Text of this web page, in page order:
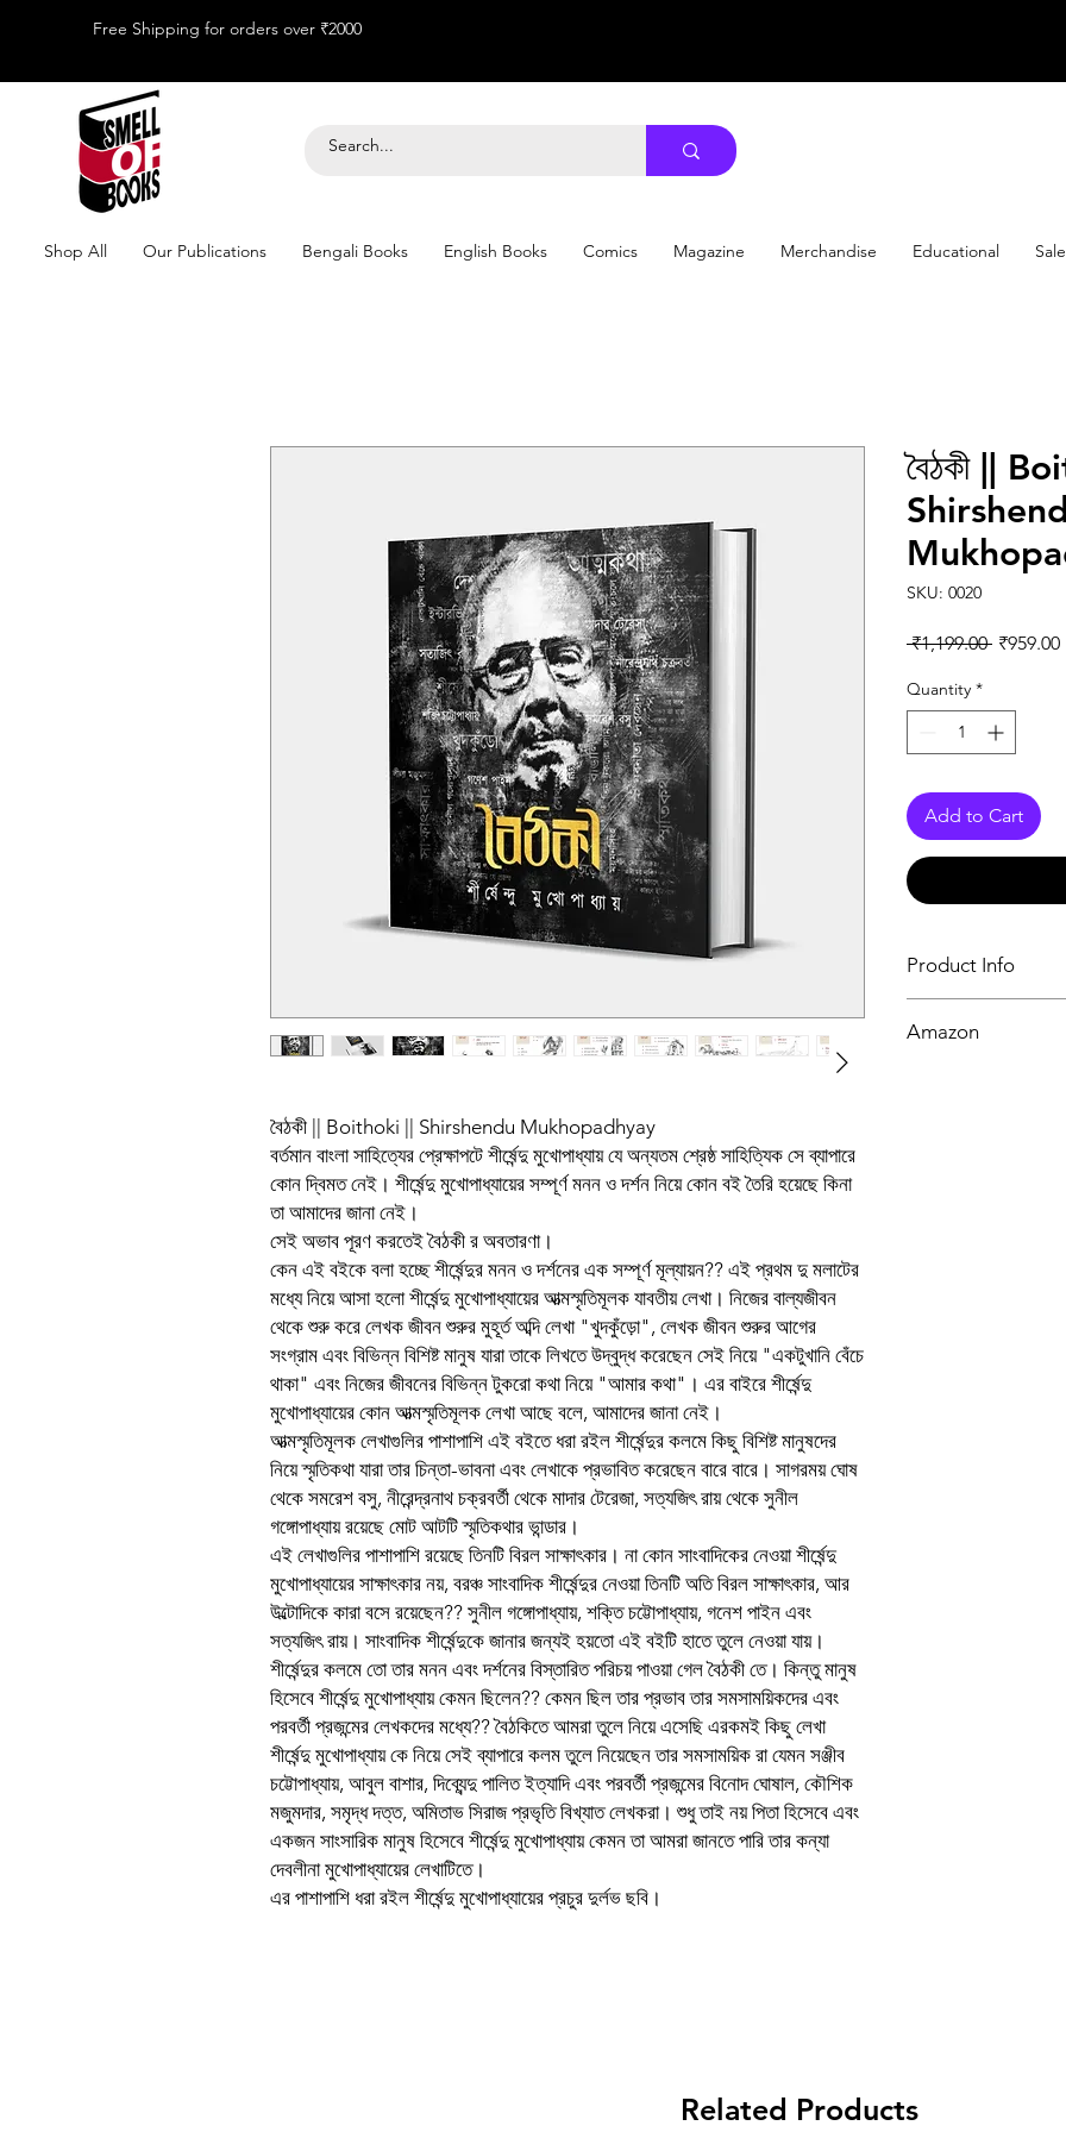
Free Shipping for orders over ₹2000
Shop All Our Publications Bengali Books English Books Comics Magazine Merchandise Educational Sale
বৈঠকী || Boithoki || Shirshendu Mukhopadhyay
বর্তমান বাংলা সাহিত্যের প্রেক্ষাপটে শীর্ষেন্দু মুখোপাধ্যায় যে অন্যতম শ্রেষ্ঠ সাহিত্যিক সে ব্যাপারে
কোন দ্বিমত নেই। শীর্ষেন্দু মুখোপাধ্যায়ের সম্পূর্ণ মনন ও দর্শন নিয়ে কোন বই তৈরি হয়েছে কিনা
তা আমাদের জানা নেই।
সেই অভাব পূরণ করতেই বৈঠকী র অবতারণা।
কেন এই বইকে বলা হচ্ছে শীর্ষেন্দুর মনন ও দর্শনের এক সম্পূর্ণ মূল্যায়ন?? এই প্রথম দু মলাটের
মধ্যে নিয়ে আসা হলো শীর্ষেন্দু মুখোপাধ্যায়ের আত্মস্মৃতিমূলক যাবতীয় লেখা। নিজের বাল্যজীবন
থেকে শুরু করে লেখক জীবন শুরুর মুহূর্ত অব্দি লেখা "খুদকুঁড়ো", লেখক জীবন শুরুর আগের
সংগ্রাম এবং বিভিন্ন বিশিষ্ট মানুষ যারা তাকে লিখতে উদ্বুদ্ধ করেছেন সেই নিয়ে "একটুখানি বেঁচে
থাকা" এবং নিজের জীবনের বিভিন্ন টুকরো কথা নিয়ে "আমার কথা"। এর বাইরে শীর্ষেন্দু
মুখোপাধ্যায়ের কোন আত্মস্মৃতিমূলক লেখা আছে বলে, আমাদের জানা নেই।
আত্মস্মৃতিমূলক লেখাগুলির পাশাপাশি এই বইতে ধরা রইল শীর্ষেন্দুর কলমে কিছু বিশিষ্ট মানুষদের
নিয়ে স্মৃতিকথা যারা তার চিন্তা-ভাবনা এবং লেখাকে প্রভাবিত করেছেন বারে বারে। সাগরময় ঘোষ
থেকে সমরেশ বসু, নীরেন্দ্রনাথ চক্রবর্তী থেকে মাদার টেরেজা, সত্যজিৎ রায় থেকে সুনীল
গঙ্গোপাধ্যায় রয়েছে মোট আটটি স্মৃতিকথার ভান্ডার।
এই লেখাগুলির পাশাপাশি রয়েছে তিনটি বিরল সাক্ষাৎকার। না কোন সাংবাদিকের নেওয়া শীর্ষেন্দু
মুখোপাধ্যায়ের সাক্ষাৎকার নয়, বরঞ্চ সাংবাদিক শীর্ষেন্দুর নেওয়া তিনটি অতি বিরল সাক্ষাৎকার, আর
উল্টোদিকে কারা বসে রয়েছেন?? সুনীল গঙ্গোপাধ্যায়, শক্তি চট্টোপাধ্যায়, গনেশ পাইন এবং
সত্যজিৎ রায়। সাংবাদিক শীর্ষেন্দুকে জানার জন্যই হয়তো এই বইটি হাতে তুলে নেওয়া যায়।
শীর্ষেন্দুর কলমে তো তার মনন এবং দর্শনের বিস্তারিত পরিচয় পাওয়া গেল বৈঠকী তে। কিন্তু মানুষ
হিসেবে শীর্ষেন্দু মুখোপাধ্যায় কেমন ছিলেন?? কেমন ছিল তার প্রভাব তার সমসাময়িকদের এবং
পরবর্তী প্রজন্মের লেখকদের মধ্যে?? বৈঠকিতে আমরা তুলে নিয়ে এসেছি এরকমই কিছু লেখা
শীর্ষেন্দু মুখোপাধ্যায় কে নিয়ে সেই ব্যাপারে কলম তুলে নিয়েছেন তার সমসাময়িক রা যেমন সঞ্জীব
চট্টোপাধ্যায়, আবুল বাশার, দিব্যেন্দু পালিত ইত্যাদি এবং পরবর্তী প্রজন্মের বিনোদ ঘোষাল, কৌশিক
মজুমদার, সমৃদ্ধ দত্ত, অমিতাভ সিরাজ প্রভৃতি বিখ্যাত লেখকরা। শুধু তাই নয় পিতা হিসেবে এবং
একজন সাংসারিক মানুষ হিসেবে শীর্ষেন্দু মুখোপাধ্যায় কেমন তা আমরা জানতে পারি তার কন্যা
দেবলীনা মুখোপাধ্যায়ের লেখাটিতে।
এর পাশাপাশি ধরা রইল শীর্ষেন্দু মুখোপাধ্যায়ের প্রচুর দুর্লভ ছবি।
বৈঠকী ||
SKU: 0020
₹1,199.00 Regular
₹959.00
Quantity *
Add to Cart
Product Info
Amazon
Related Products